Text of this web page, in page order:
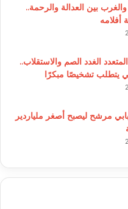
بين العدالة والرحمة..
الغدد الصم والاستقلاب..
يتطلب تشخيصًا مبكرًا
مرشح ليصبح أصغر ملياردير